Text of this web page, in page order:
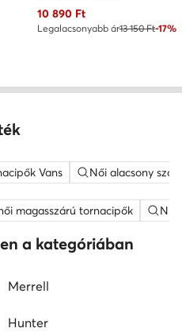
Aktuális ár
10 890Ft
Legalacsonyabb ár13 150 Ft-17%
Vans Női alacsony
magasszárú tornacipők
a kategóriában
Merrell
Hunter